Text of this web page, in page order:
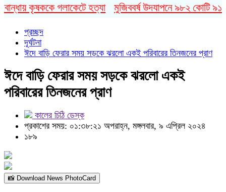
কৃষককে গলাকেটে হত্যা মুজিববর্ষ উদযাপনে ৯৮২ কোটি ৯১
প্রচ্ছদ
দূর্ঘটনা
ঈদে বাড়ি ফেরার সময় সড়কে ঝরলো একই পরিবারের তিনজনের প্রাণ
ঈদে বাড়ি ফেরার সময় সড়কে ঝরলো একই
পরিবারের তিনজনের প্রাণ
কালের চিঠি ডেস্ক
প্রকাশের সময়: ০১:৩৮:২১ অপরাহ্ন, মঙ্গলবার, ৯ এপ্রিল ২০২৪
১৮৯
📸 Download News PhotoCard